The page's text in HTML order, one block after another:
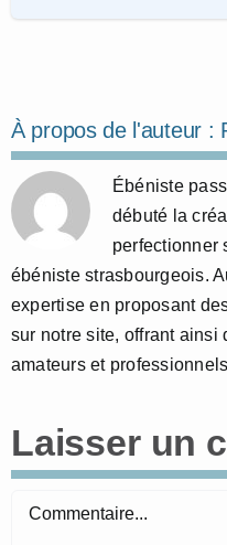
À propos de l'auteur :
Ébéniste
débuté la
perfectionner
ébéniste strasbourgeois.
expertise en proposant
sur notre site, offrant
amateurs et
Laisser un
Commentaire